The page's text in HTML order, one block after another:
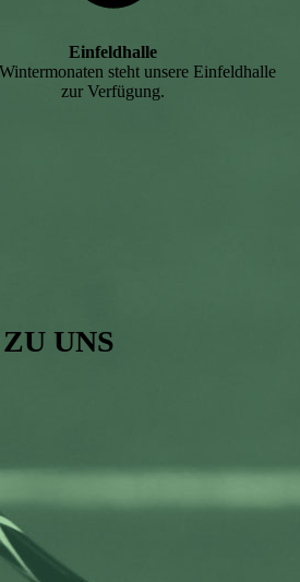
Einfeldhalle
steht unsere Einfeldhalle
zur Verfügung.
UNS